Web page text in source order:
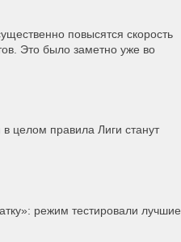
повысятся скорость
Это было заметно уже во
целом правила Лиги станут
режим тестировали лучшие